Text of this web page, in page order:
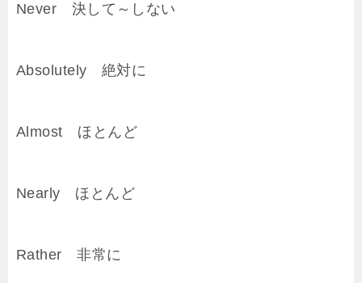
Never 決して～しない
Absolutely 絶対に
Almost ほとんど
Nearly ほとんど
Rather 非常に